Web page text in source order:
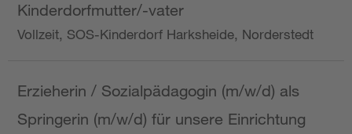
Kinderdorfmutter/-vater
Vollzeit, SOS-Kinderdorf Harksheide, Norderstedt
Erzieherin / Sozialpädagogin (m/w/d) als
Springerin (m/w/d) für unsere Einrichtung